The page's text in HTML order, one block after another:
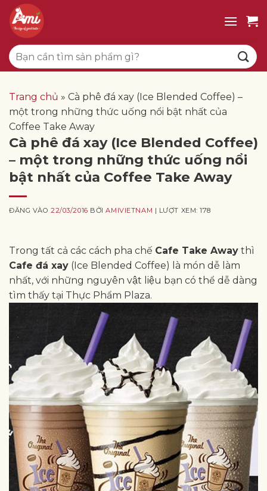
qua
dung
Tìm
kiếm:
Trang chủ » Cà phê đá xay (Ice Blended Coffee) –
một trong những thức uống nổi bật nhất của
Coffee Take Away
Cà phê đá xay (Ice Blended Coffee)
– một trong những thức uống nổi
bật nhất của Coffee Take Away
ĐĂNG VÀO22/03/2016 BỞIAMIVIETNAM | LƯỢT XEM: 178
Trong tất cả các cách pha chế Cafe Take Away thì
Cafe đá xay (Ice Blended Coffee) là món dễ làm
nhất, với những nguyên vật liệu bạn có thể dễ dàng
tìm thấy tại Thực Phẩm Plaza.